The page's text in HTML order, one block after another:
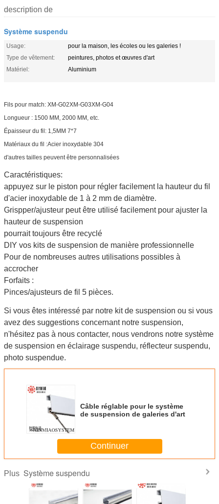
description de
Système suspendu
Usage:
pour la maison, les écoles ou les galeries !
Type de vêtement:
peintures, photos et œuvres d'art
Matériel:
Aluminium
Fils pour match: XM-G02XM-G03XM-G04
Longueur : 1500 MM, 2000 MM, etc.
Épaisseur du fil: 1,5MM 7*7
Matériaux du fil :Acier inoxydable 304
d'autres tailles peuvent être personnalisées
Caractéristiques:
appuyez sur le piston pour régler facilement la hauteur du fil
d'acier inoxydable de 1 à 2 mm de diamètre.
Grispper/ajusteur peut être utilisé facilement pour ajuster la
hauteur de suspension
pourrait toujours être recyclé
DIY vos kits de suspension de manière professionnelle
Pour de nombreuses autres utilisations possibles à
accrocher
Forfaits :
Pinces/ajusteurs de fil 5 pièces.
Si vous êtes intéressé par notre kit de suspension ou si vous
avez des suggestions concernant notre suspension,
n'hésitez pas à nous contacter, nous vendrons notre système
de suspension en éclairage suspendu, réflecteur suspendu,
photo suspendue.
Câble réglable pour le système
de suspension de galeries d'art
Continuer
Plus Système suspendu